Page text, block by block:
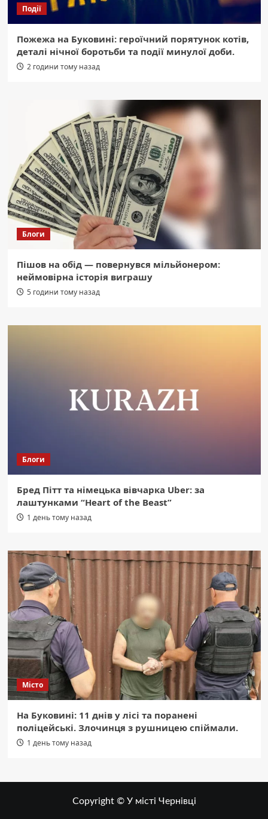
Події
Пожежа на Буковині: героїчний порятунок котів,
деталі нічної боротьби та події минулої доби.
2 години тому назад
Блоги
Пішов на обід — повернувся мільйонером:
неймовірна історія виграшу
5 години тому назад
Блоги
Бред Пітт та німецька вівчарка Uber: за
лаштунками “Heart of the Beast”
1 день тому назад
Місто
На Буковині: 11 днів у лісі та поранені
поліцейські. Злочинця з рушницею спіймали.
1 день тому назад
Copyright © У місті Чернівці